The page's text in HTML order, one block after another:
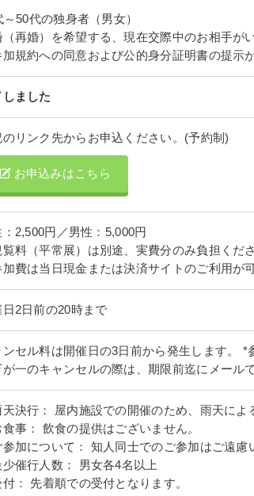
～50代の独身者（男女）
（再婚）を希望する、現在交際中のお相手が
規約への同意および公的身分証明書の提示
しました
のリンク先からお申込ください。(予約制)
お申込みはこちら
：2,500円／男性：5,000円
料（平常展）は別途、実費分のみ負担くださ
費は当日現金または決済サイトのご利用が可
日2日前の20時まで
ンセル料は開催日の3日前から発生します。 *
が一のキャンセルの際は、期限前迄にメール
天決行： 屋内施設での開催のため、雨天によ
食事： 飲食の提供はございません。
参加について： 知人同士でのご参加はご遠慮
少催行人数： 男女各4名以上
付： 先着順での受付となります。